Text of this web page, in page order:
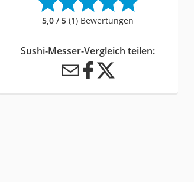
5,0 / 5 (1) Bewertungen
Sushi-Messer-Vergleich teilen: